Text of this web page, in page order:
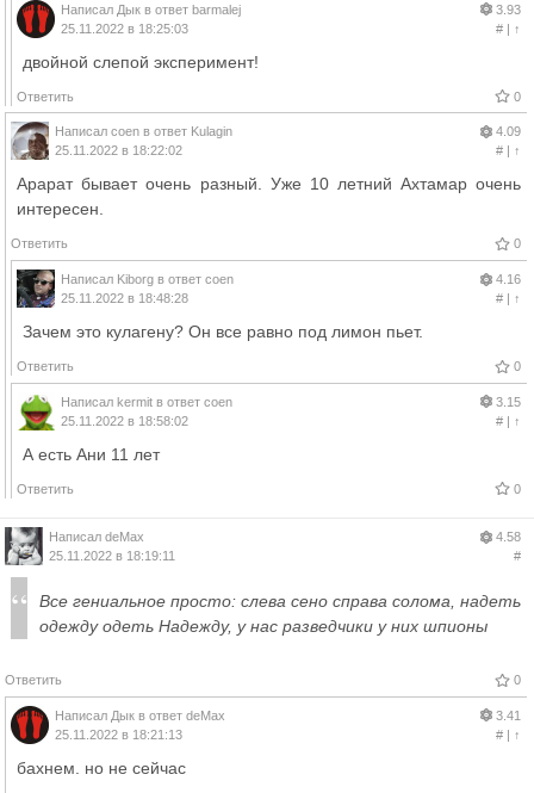
Написал Дык в ответ barmalej
25.11.2022 в 18:25:03
3.93
#| ↑
двойной слепой эксперимент!
Ответить 0
Написал coen в ответ Kulagin
25.11.2022 в 18:22:02
4.09
#| ↑
Арарат бывает очень разный. Уже 10 летний Ахтамар очень
интересен.
Ответить 0
Написал Kiborg в ответ coen
25.11.2022 в 18:48:28
4.16
#| ↑
Зачем это кулагену? Он все равно под лимон пьет.
Ответить 0
Написал kermit в ответ coen
25.11.2022 в 18:58:02
3.15
#| ↑
А есть Ани 11 лет
Ответить 0
Написал deMax
25.11.2022 в 18:19:11
4.58
#
Все гениальное просто: слева сено справа солома, надеть
одежду одеть Надежду, у нас разведчики у них шпионы
Ответить 0
Написал Дык в ответ deMax
25.11.2022 в 18:21:13
3.41
#| ↑
бахнем. но не сейчас